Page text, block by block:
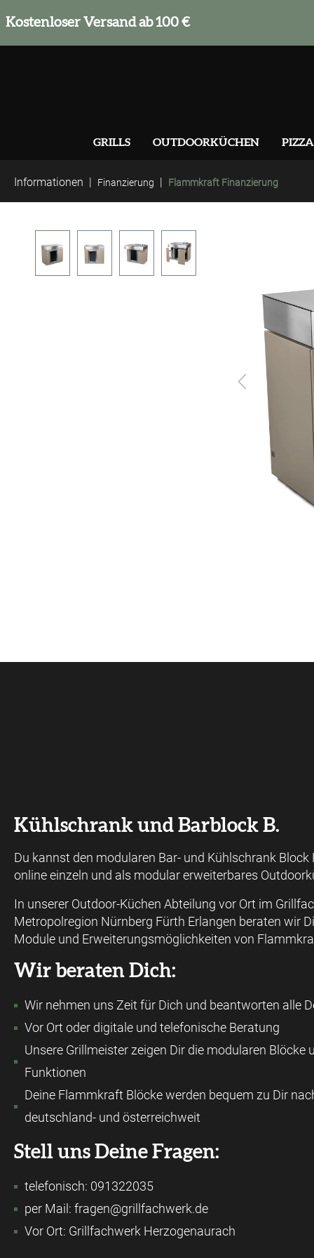
Zur Hauptnavigation springen
Kostenloser Versand ab 100 €
GRILLS OUTDOORKÜCHEN PIZZA
Informationen | Finanzierung | Flammkraft Finanzierung
Kühlschrank und Barblock B.
Du kannst den modularen Bar- und Kühlschrank
online einzeln und als modular erweiterbares
In unserer Outdoor-Küchen Abteilung vor Ort im
Metropolregion Nürnberg Fürth Erlangen beraten wir
Module und Erweiterungsmöglichkeiten von
Wir beraten Dich:
Wir nehmen uns Zeit für Dich und beantworten alle
Vor Ort oder digitale und telefonische Beratung
Unsere Grillmeister zeigen Dir die modularen Blöcke
Funktionen
Deine Flammkraft Blöcke werden bequem zu Dir
deutschland- und österreichweit
Stell uns Deine Fragen:
telefonisch: 091322035
per Mail: fragen@grillfachwerk.de
Vor Ort: Grillfachwerk Herzogenaurach